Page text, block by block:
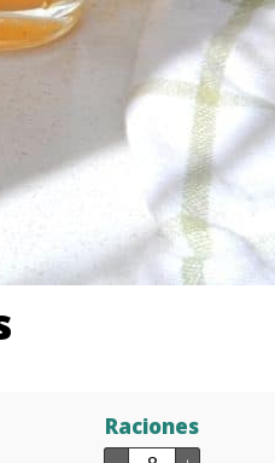
Raciones